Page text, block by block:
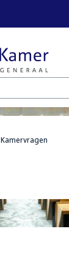
Kamervragen